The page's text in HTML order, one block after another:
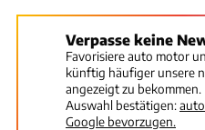
Verpasse keine
Favorisiere auto motor
künftig häufiger unsere
angezeigt zu
Auswahl bestätigen:
Google bevorzugen.